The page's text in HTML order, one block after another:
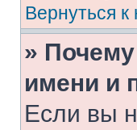
Вернуться к
»
имени и
Если вы